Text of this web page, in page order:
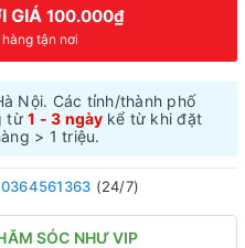
GIÁ 100.000₫
tận nơi
Nội. Các tỉnh/thành phố
từ 1 - 3 ngày kể từ khi đặt
> 1 triệu.
0364561363 (24/7)
SÓC NHƯ VIP